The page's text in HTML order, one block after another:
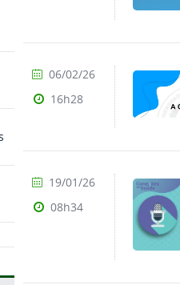
06/02/26
16h28
19/01/26
08h34